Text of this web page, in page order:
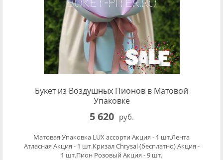
Букет из Воздушных Пионов в Матовой
Упаковке
5 620 руб.
Матовая Упаковка LUX ассорти Акция - 1 шт.Лента
Атласная Акция - 1 шт.Кризал Chrysal (бесплатно) Акция -
1 шт.Пион Розовый Акция - 9 шт.